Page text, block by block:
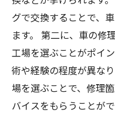
グで交換することで、
ます。 第二に、車の修
工場を選ぶことがポイ
術や経験の程度が異な
場を選ぶことで、修理
バイスをもらうことが